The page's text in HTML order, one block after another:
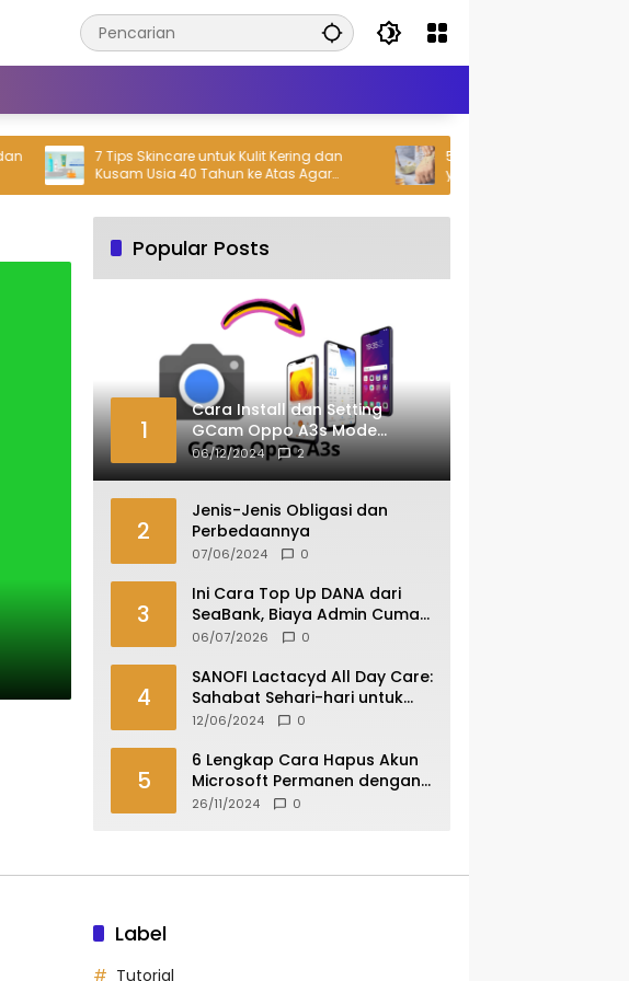
7 Tips Skincare untuk Kulit Kering dan
Kusam Usia 40 Tahun ke Atas Agar
Glowing Kembali
5 Kandungan Skincare untuk
yang Wajib Kamu Cek di Label
Popular Posts
1
Cara Install dan Setting
GCam Oppo A3s Mode
Malam
06/12/2024 2
2
Jenis-Jenis Obligasi dan
Perbedaannya
07/06/2024 0
3
Ini Cara Top Up DANA dari
SeaBank, Biaya Admin Cuma
Rp 400
06/07/2026 0
4
SANOFI Lactacyd All Day Care:
Sahabat Sehari-hari untuk
Area Kewanitaanmu
12/06/2024 0
5
6 Lengkap Cara Hapus Akun
Microsoft Permanen dengan
Mudah dan Aman
26/11/2024 0
Label
Tutorial